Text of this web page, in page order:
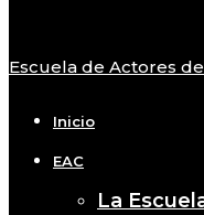
Close
Escuela de Actores
Inicio
EAC
La